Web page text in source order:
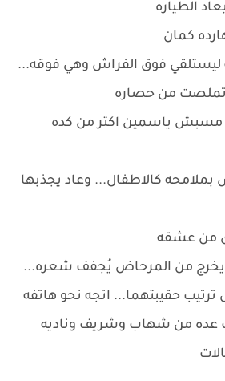
الطياره
كمان
ليستلقي فوق الفراش وهي فوقه...
من حصاره
مسبش ياسمين اكتر من كده
بملامحه كالاطفال... وعاد يجذبها
من عشقه
يخرج من المرحاض يُجفف شعره...
ترتيب حقيبتهما... اتجه نحو هاتفه
عده من شهاب وشريف وناديه